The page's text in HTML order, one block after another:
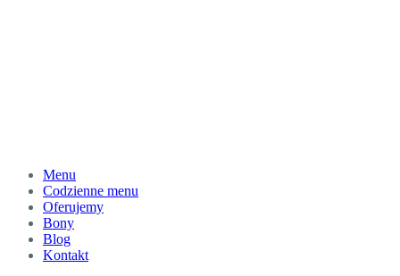
Menu
Codzienne menu
Oferujemy
Bony
Blog
Kontakt